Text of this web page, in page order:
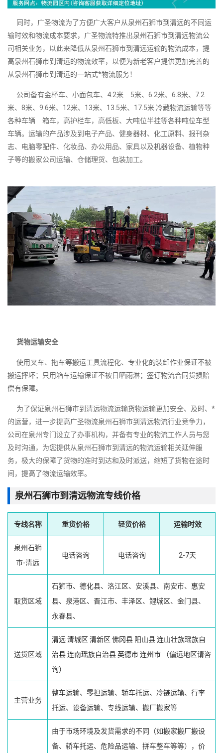
同时，广圣物流为了方便广大客户从泉州石狮市到清远的不同运
输时效和物流成本要求，广圣物流特推出泉州石狮市到清远物流公
司相关业务，以此来降低从泉州石狮市到清远运输的物流成本，提
高泉州石狮市到清远的物流效率，以便为新老客户提供更加完善的
从泉州石狮市到清远的一站式*物流服务！
公司备有金杯车、小面包车、4.2米 5米、6.2米、6.8米、7.2
米、8米、9.6米、12米、13米、13.5米、17.5米.冷藏物流运输等等
各种车辆 箱车，高护栏车，高低板、大吨位半挂等各种吨位车型
车辆。运输的产品涉及到电子产品、健身器材、化工原料、报刊杂
志、电脑零配件、化妆品、办公用品、家具以及机器设备、植物种
子等的搬家公司运输、仓储理货、包装加工。
货物运输安全
使用叉车、拖车等搬运工具流程化、专业化的装卸作业保证不被
搬运摔坏；只用箱车运输保证不被日晒雨淋；签订物流合同货损赔
偿有保障。
为了保证泉州石狮市到清远物流运输货物运输更加安全、及时、*
的运营，进一步提高广圣物流泉州石狮市到清远物流行业竞争力，
公司在泉州专门设立了办事机构，并备有专业的物流工作人员与您
及时沟通，为您提供从泉州石狮市到清远的物流运输相关延伸服
务，极大的保障了货物的准时到达和及时派送，缩短了货物在途时
间，提高了物流运输效率。
泉州石狮市到清远物流专线价格
专线名称 重货价格 轻货价格 运输时效
泉州石狮
市-清远
电话咨询 电话咨询 2-7天
取货区域
石狮市、德化县、洛江区、安溪县、南安市、惠安
县、泉港区、晋江市、丰泽区、鲤城区、金门县、
永春县、
送货区域
清远清城区 清新区 佛冈县 阳山县连山壮族瑶族自
治县连南瑶族自治县英德市连州市 （偏远地区请咨
询）
主营业务
整车运输、零担运输、轿车托运、冷链运输、行李
托运、设备运输、专线运输、搬厂搬家等
由于市场环境及发货需求的不同（如搬家搬厂搬设
备、轿车托运、危险品运输、拼车整车等等），价